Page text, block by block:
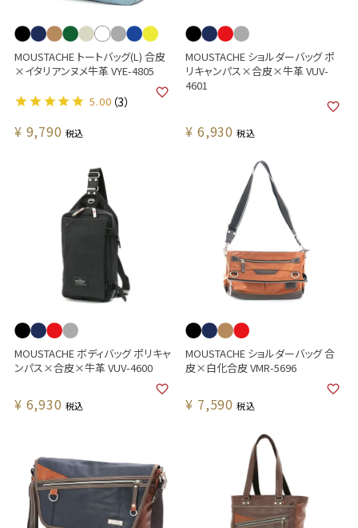
MOUSTACHE トートバッグ(L) 合皮
×イタリアンヌメ牛革 VYE-4805
¥ 9,790 税込
5.00 （3）
MOUSTACHE ショルダーバッグ ポ
リキャンパス×合皮×牛革 VUV-
4601
¥ 6,930 税込
MOUSTACHE ボディバッグ ポリキャ
ンパス×合皮×牛革 VUV-4600
¥ 6,930 税込
MOUSTACHE ショルダーバッグ 合
皮×白化合皮 VMR-5696
¥ 7,590 税込